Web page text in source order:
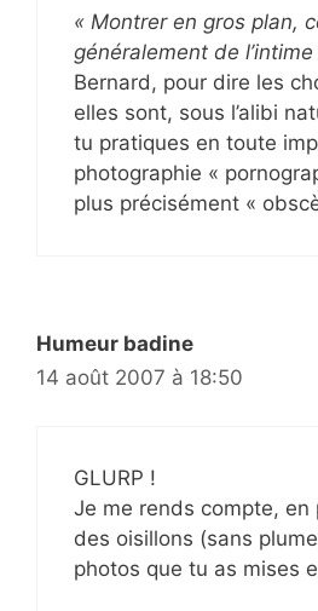
« Montrer en gros plan,
généralement de
Bernard, pour dire les
elles sont, sous l’alibi
tu pratiques en toute
photographie «
plus précisément «
Humeur badine
14 août 2007 à 18:50
GLURP !
Je me rends compte, en
des oisillons (sans
photos que tu as mises